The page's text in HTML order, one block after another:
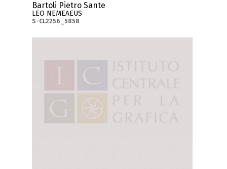
Bartoli Pietro Sante
LEO NEMEAEUS
S-CL2256_5858